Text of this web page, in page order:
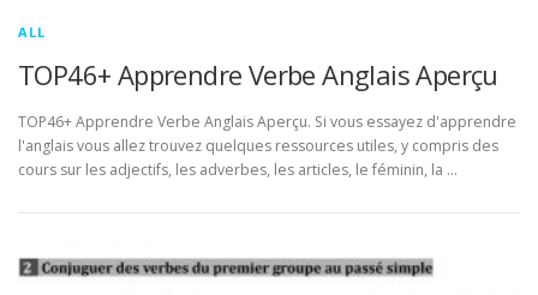
ALL
TOP46+ Apprendre Verbe Anglais Aperçu
TOP46+ Apprendre Verbe Anglais Aperçu. Si vous essayez d'apprendre
l'anglais vous allez trouvez quelques ressources utiles, y compris des
cours sur les adjectifs, les adverbes, les articles, le féminin, la …